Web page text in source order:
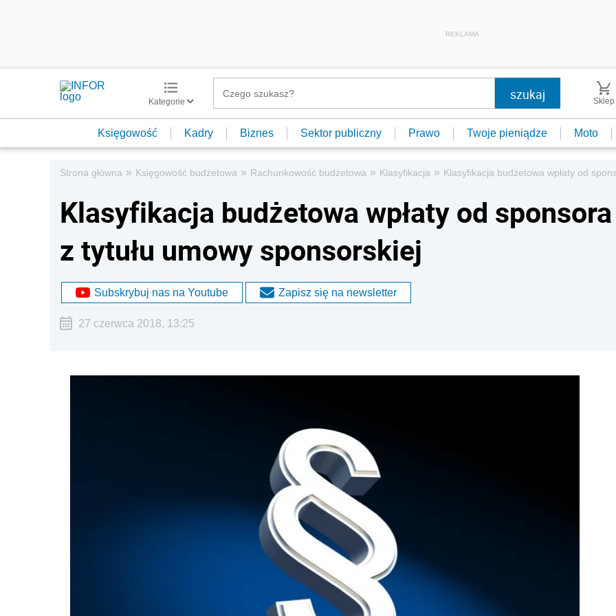
REKLAMA
Kategorie Sklep
Księgowość Kadry Biznes Sektor publiczny Prawo Twoje pieniądze Moto
Strona główna » Księgowość budżetowa » Rachunkowość budżetowa » Klasyfikacja » Klasyfikacja budżetowa wpłaty od
Klasyfikacja budżetowa wpłaty od sponsora
z tytułu umowy sponsorskiej
Subskrybuj nas na Youtube Zapisz się na newsletter
27 czerwca 2018, 13:25